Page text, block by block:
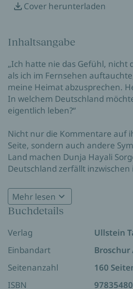
Cover herunterladen
Inhaltsangabe
„Ich hatte nie das Gefühl, nicht
als ich im Fernsehen
meine Heimat abzusprechen.
In welchem Deutschland
eigentlich leben?“
Nicht nur die Kommentare auf
Seite, sondern auch andere
Land machen Dunja Hayali
Deutschland zerfällt inzwischen
Seite die erbitterten Gegner
pluralistischen, freiheitlichen
mehr Menschen haben das
Politiker und Medien verloren
Neuentwicklungen bedroht –
zunehmenden Migration. Doch
mal ein Einwanderungsland, in
unterschiedlichsten
Heimat suchen. Und: Wer
Mehr lesen
Buchdetails
Verlag
Ullstein
Einbandart
Seitenanzahl
160
ISBN